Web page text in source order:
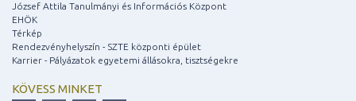
József Attila Tanulmányi és Információs Központ
EHÖK
Térkép
Rendezvényhelyszín - SZTE központi épület
Karrier - Pályázatok egyetemi állásokra, tisztségekre
KÖVESS MINKET